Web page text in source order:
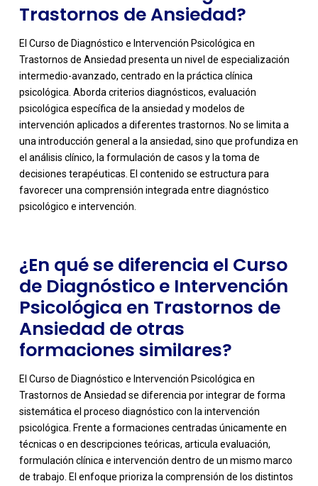
Trastornos de Ansiedad?
El Curso de Diagnóstico e Intervención Psicológica en
Trastornos de Ansiedad presenta un nivel de especialización
intermedio-avanzado, centrado en la práctica clínica
psicológica. Aborda criterios diagnósticos, evaluación
psicológica específica de la ansiedad y modelos de
intervención aplicados a diferentes trastornos. No se limita a
una introducción general a la ansiedad, sino que profundiza en
el análisis clínico, la formulación de casos y la toma de
decisiones terapéuticas. El contenido se estructura para
favorecer una comprensión integrada entre diagnóstico
psicológico e intervención.
-
¿En qué se diferencia el Curso
de Diagnóstico e Intervención
Psicológica en Trastornos de
Ansiedad de otras
formaciones similares?
El Curso de Diagnóstico e Intervención Psicológica en
Trastornos de Ansiedad se diferencia por integrar de forma
sistemática el proceso diagnóstico con la intervención
psicológica. Frente a formaciones centradas únicamente en
técnicas o en descripciones teóricas, articula evaluación,
formulación clínica e intervención dentro de un mismo marco
de trabajo. El enfoque prioriza la comprensión de los distintos
-